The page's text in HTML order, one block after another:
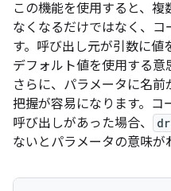
この機能を使用すると、
なくなるだけではなく、
す。呼び出し元が引数に値
デフォルト値を使用する意
さらに、パラメータに名
把握が容易になります。コ
呼び出しがあった場合、
ないとパラメータの意味が